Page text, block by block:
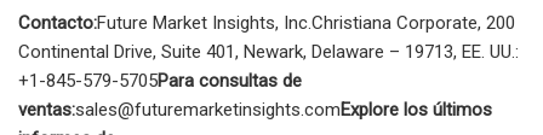
Contacto:Future Market Insights, Inc.Christiana Corporate, 200
Continental Drive, Suite 401, Newark, Delaware – 19713, EE. UU.:
+1-845-579-5705Para consultas de
ventas:sales@futuremarketinsights.comExplore los últimos